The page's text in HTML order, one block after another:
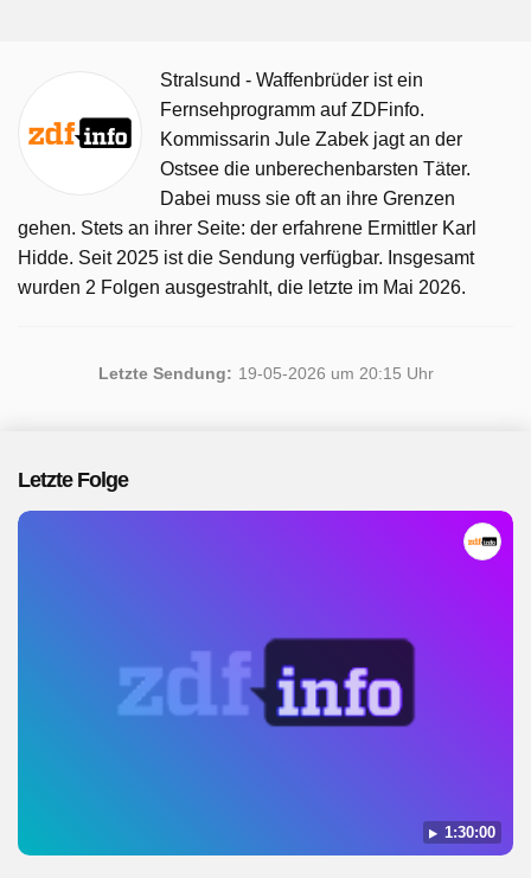
Stralsund - Waffenbrüder ist ein
Fernsehprogramm auf ZDFinfo.
Kommissarin Jule Zabek jagt an der
Ostsee die unberechenbarsten Täter.
Dabei muss sie oft an ihre Grenzen
gehen. Stets an ihrer Seite: der erfahrene Ermittler Karl
Hidde. Seit 2025 ist die Sendung verfügbar. Insgesamt
wurden 2 Folgen ausgestrahlt, die letzte im Mai 2026.
Letzte Sendung: 19-05-2026 um 20:15 Uhr
Letzte Folge
1:30:00